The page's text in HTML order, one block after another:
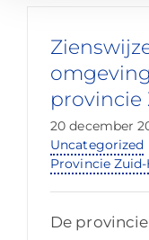
provincie
20 december
Uncategorized
Provincie
De